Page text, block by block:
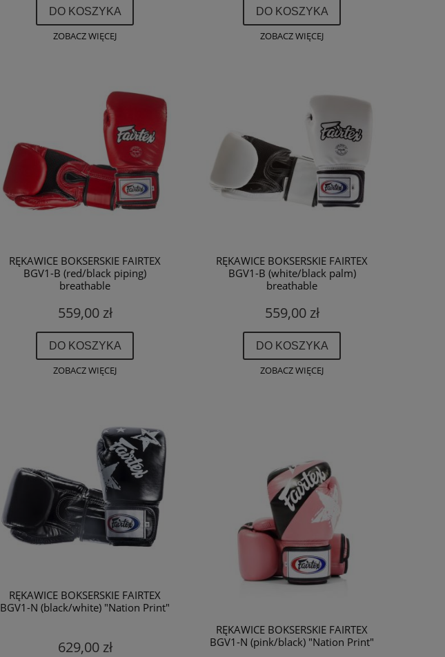
DO KOSZYKA
ZOBACZ WIĘCEJ
DO KOSZYKA
ZOBACZ WIĘCEJ
RĘKAWICE BOKSERSKIE FAIRTEX
BGV1-B (red/black piping)
breathable
559,00 zł
DO KOSZYKA
ZOBACZ WIĘCEJ
RĘKAWICE BOKSERSKIE FAIRTEX
BGV1-B (white/black palm)
breathable
559,00 zł
DO KOSZYKA
ZOBACZ WIĘCEJ
RĘKAWICE BOKSERSKIE FAIRTEX
BGV1-N (black/white) "Nation Print"
629,00 zł
RĘKAWICE BOKSERSKIE FAIRTEX
BGV1-N (pink/black) "Nation Print"